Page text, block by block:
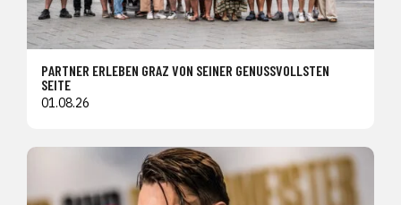
PARTNER ERLEBEN GRAZ VON SEINER GENUSSVOLLSTEN
SEITE
01.08.26